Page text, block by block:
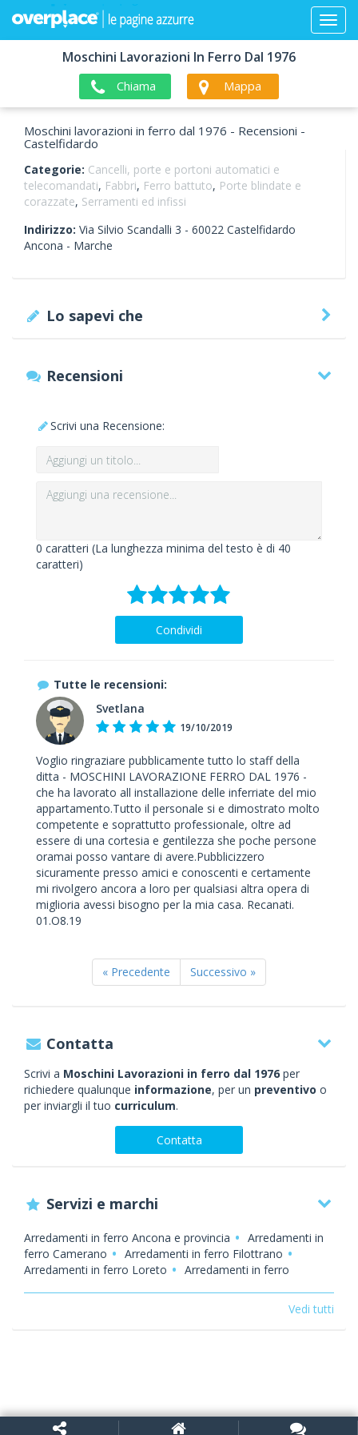
Moschini Lavorazioni In Ferro Dal 1976
Chiama Mappa
Moschini lavorazioni in ferro dal 1976 - Recensioni -
Castelfidardo
Categorie: Cancelli, porte e portoni automatici e
telecomandati, Fabbri, Ferro battuto, Porte blindate e
corazzate, Serramenti ed infissi
Indirizzo: Via Silvio Scandalli 3 - 60022 Castelfidardo
Ancona - Marche
Lo sapevi che
Recensioni
Scrivi una Recensione:
0 caratteri (La lunghezza minima del testo è di 40
caratteri)
Condividi
Tutte le recensioni:
Svetlana
19/10/2019
Voglio ringraziare pubblicamente tutto lo staff della
ditta - MOSCHINI LAVORAZIONE FERRO DAL 1976 -
che ha lavorato all installazione delle inferriate del mio
appartamento.Tutto il personale si e dimostrato molto
competente e soprattutto professionale, oltre ad
essere di una cortesia e gentilezza she poche persone
oramai posso vantare di avere.Pubblicizzero
sicuramente presso amici e conoscenti e certamente
mi rivolgero ancora a loro per qualsiasi altra opera di
miglioria avessi bisogno per la mia casa. Recanati.
01.O8.19
« Precedente Successivo »
Contatta
Scrivi a Moschini Lavorazioni in ferro dal 1976 per
richiedere qualunque informazione, per un preventivo o
per inviargli il tuo curriculum.
Contatta
Servizi e marchi
Arredamenti in ferro Ancona e provincia
Arredamenti in
ferro Camerano
Arredamenti in ferro Filottrano
Arredamenti in ferro Loreto
Arredamenti in ferro
Arredamenti in ferro Porto Recanati
Arredamenti in ferro
trasformazione Numana
Centro di trasformazione
Osimo
Centro di trasformazione Recanati Centro di
Vedi tutti